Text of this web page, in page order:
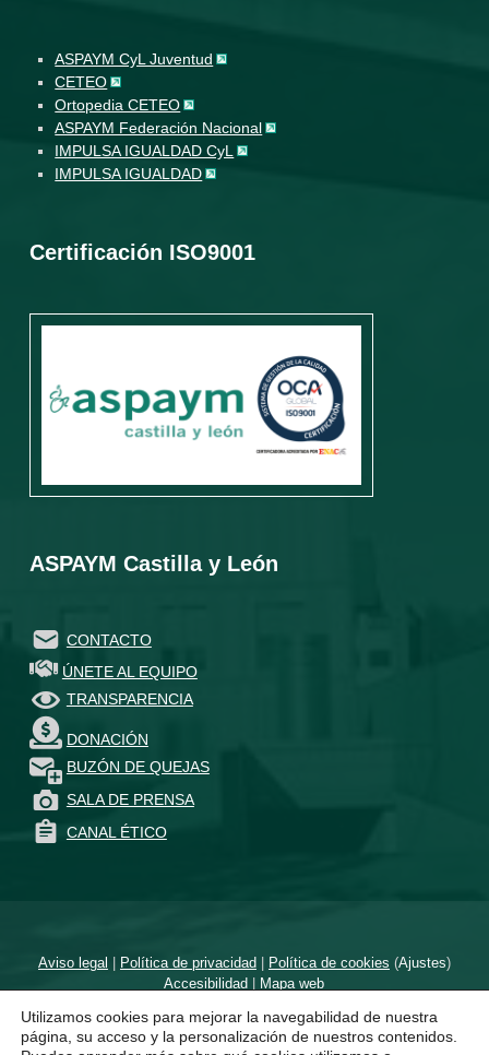
ASPAYM CyL Juventud
CETEO
Ortopedia CETEO
ASPAYM Federación Nacional
IMPULSA IGUALDAD CyL
IMPULSA IGUALDAD
Certificación ISO9001
ASPAYM Castilla y León
CONTACTO
ÚNETE AL EQUIPO
TRANSPARENCIA
DONACIÓN
BUZÓN DE QUEJAS
SALA DE PRENSA
CANAL ÉTICO
Aviso legal | Política de privacidad| Política de cookies (Ajustes)
Accesibilidad | Mapa web
Diseñado por un proyecto de
Utilizamos cookies para mejorar la navegabilidad de nuestra
página, su acceso y la personalización de nuestros contenidos.